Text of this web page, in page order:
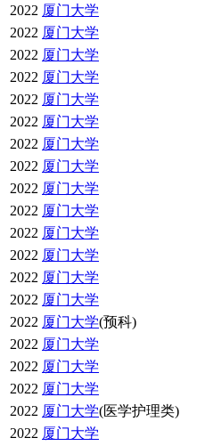
2022 厦门大学
2022 厦门大学
2022 厦门大学
2022 厦门大学
2022 厦门大学
2022 厦门大学
2022 厦门大学
2022 厦门大学
2022 厦门大学
2022 厦门大学
2022 厦门大学
2022 厦门大学
2022 厦门大学
2022 厦门大学
2022 厦门大学(预科)
2022 厦门大学
2022 厦门大学
2022 厦门大学
2022 厦门大学(医学护理类)
2022 厦门大学